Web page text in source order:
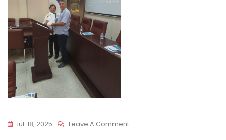
Iul. 18, 2025 Leave A CommentOn